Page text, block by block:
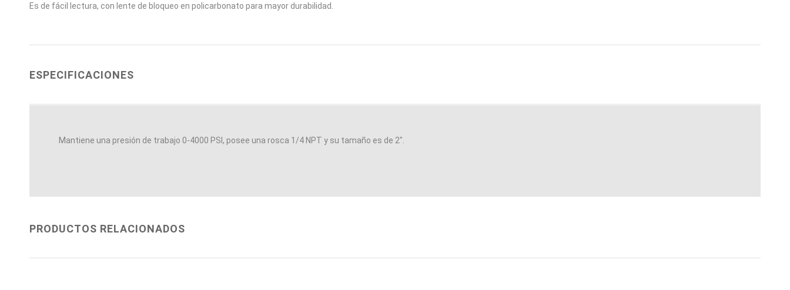
Es de fácil lectura, con lente de bloqueo en policarbonato para mayor durabilidad.
ESPECIFICACIONES
Mantiene una presión de trabajo 0-4000 PSI, posee una rosca 1/4 NPT y su tamaño es de 2″.
PRODUCTOS RELACIONADOS